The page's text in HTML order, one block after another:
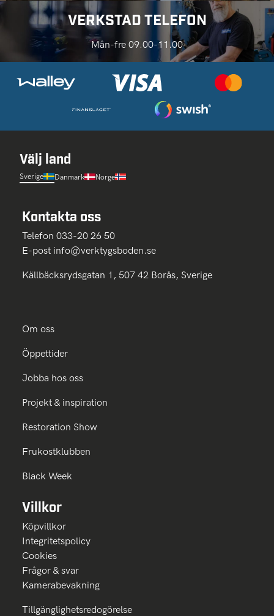
VERKSTAD TELEFON
Mån-fre 09.00-11.00
Välj land
Sverige Danmark Norge
Kontakta oss
Telefon 033-20 26 50
E-post info@verktygsboden.se
Källbäcksrydsgatan 1, 507 42 Borås, Sverige
Om oss
Öppettider
Jobba hos oss
Projekt & inspiration
Restoration Show
Frukostklubben
Black Week
Villkor
Köpvillkor
Integritetspolicy
Cookies
Frågor & svar
Kamerabevakning
Tillgänglighetsredogörelse